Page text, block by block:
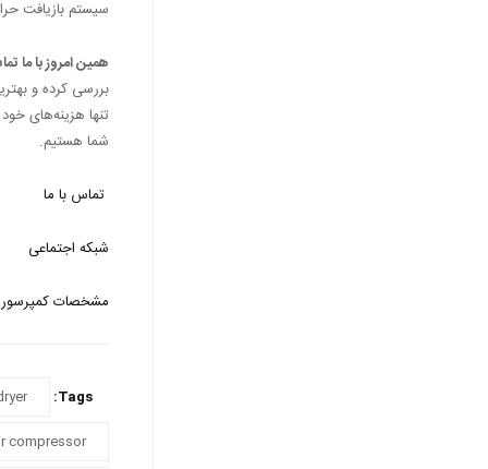
سیستم بازیافت
همین امروز با ما
بررسی کرده و
تنها هزینه‌های
شما هستیم.
تماس با ما
شبکه اجتماعی
مشخصات کمپرسور
Tags:
compressor